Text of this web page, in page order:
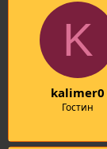
K
kalimer0
Гостин